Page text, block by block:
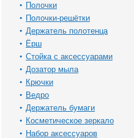
Полочки
Полочки-решётки
Держатель полотенца
Ёрш
Стойка с аксессуарами
Дозатор мыла
Крючки
Ведро
Держатель бумаги
Косметическое зеркало
Набор аксессуаров